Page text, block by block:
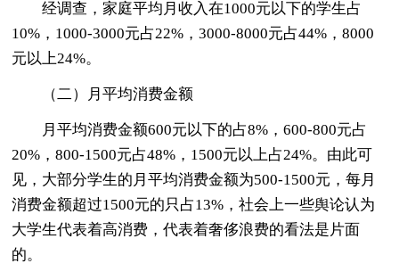
经调查，家庭平均月收入在1000元以下的学生占
10%，1000-3000元占22%，3000-8000元占44%，8000
元以上24%。
（二）月平均消费金额
月平均消费金额600元以下的占8%，600-800元占
20%，800-1500元占48%，1500元以上占24%。由此可
见，大部分学生的月平均消费金额为500-1500元，每月
消费金额超过1500元的只占13%，社会上一些舆论认为
大学生代表着高消费，代表着奢侈浪费的看法是片面
的。